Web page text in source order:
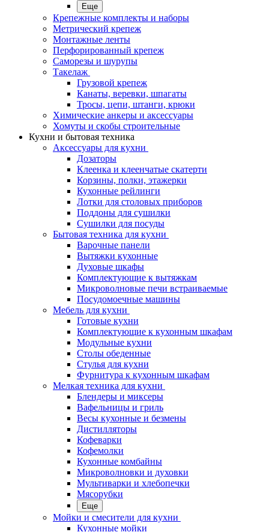
Еще
Крепежные комплекты и наборы
Метрический крепеж
Монтажные ленты
Перфорированный крепеж
Саморезы и шурупы
Такелаж
Грузовой крепеж
Канаты, веревки, шпагаты
Тросы, цепи, штанги, крюки
Химические анкеры и аксессуары
Хомуты и скобы строительные
Кухни и бытовая техника
Аксессуары для кухни
Дозаторы
Клеенка и клеенчатые скатерти
Корзины, полки, этажерки
Кухонные рейлинги
Лотки для столовых приборов
Поддоны для сушилки
Сушилки для посуды
Бытовая техника для кухни
Варочные панели
Вытяжки кухонные
Духовые шкафы
Комплектующие к вытяжкам
Микроволновые печи встраиваемые
Посудомоечные машины
Мебель для кухни
Готовые кухни
Комплектующие к кухонным шкафам
Модульные кухни
Столы обеденные
Стулья для кухни
Фурнитура к кухонным шкафам
Мелкая техника для кухни
Блендеры и миксеры
Вафельницы и гриль
Весы кухонные и безмены
Дистилляторы
Кофеварки
Кофемолки
Кухонные комбайны
Микроволновки и духовки
Мультиварки и хлебопечки
Мясорубки
Еще
Мойки и смесители для кухни
Кухонные мойки